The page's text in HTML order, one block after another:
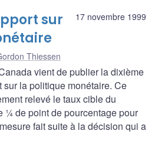
17 novembre 1999
sur
Thiessen
vient de publier la dixième
la politique monétaire. Ce
relevé le taux cible du
¼ de point de pourcentage pour
fait suite à la décision qui a